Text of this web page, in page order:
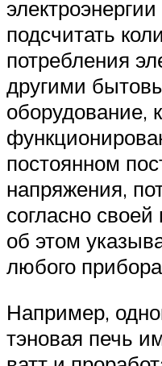
подсчитать
потребления
другими
оборудование,
постоянном
напряжения,
согласно
об этом
любого
Например,
тэновая печь